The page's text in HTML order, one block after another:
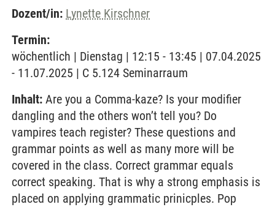
Dozent/in: Lynette Kirschner
Termin:
wöchentlich | Dienstag | 12:15 - 13:45 | 07.04.2025
- 11.07.2025 | C 5.124 Seminarraum
Inhalt: Are you a Comma-kaze? Is your modifier
dangling and the others won’t tell you? Do
vampires teach register? These questions and
grammar points as well as many more will be
covered in the class. Correct grammar equals
correct speaking. That is why a strong emphasis is
placed on applying grammatic prinicples. Pop